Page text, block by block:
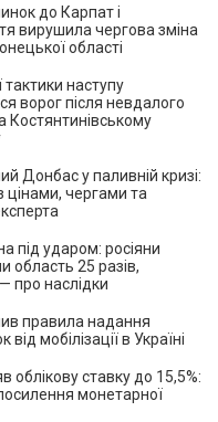
до Карпат і
вирушила чергова зміна
області
тактики наступу
ворог після невдалого
Костянтинівському
Донбас у паливній кризі:
цінами, чергами та
під ударом: росіяни
область 25 разів,
про наслідки
правила надання
від мобілізації в Україні
облікову ставку до 15,5%:
монетарної